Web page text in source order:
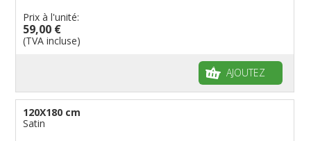
Prix à l'unité:
59,00 €
(TVA incluse)
AJOUTEZ
120X180 cm
Satin